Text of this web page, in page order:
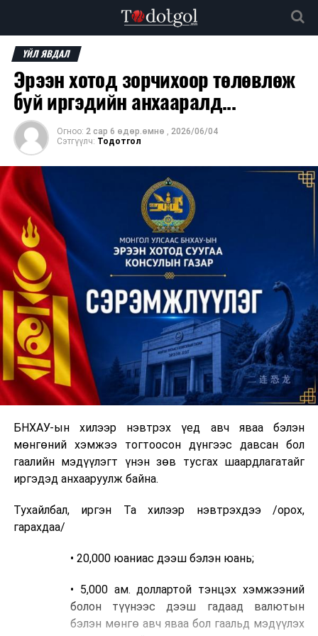
ҮЙЛ ЯВДАЛ
Эрээн хотод зорчихоор төлөвлөж
буй иргэдийн анхааралд...
Огноо: 2 сар 6 өдөр.өмнө , 2026/06/04
Сэтгүүлч: Тодотгол
БНХАУ-ын хилээр нэвтрэх үед авч яваа бэлэн
мөнгөний хэмжээ тогтоосон дүнгээс давсан бол
гаалийн мэдүүлэгт үнэн зөв тусгах шаардлагатайг
иргэдэд анхааруулж байна.
Тухайлбал, иргэн Та хилээр нэвтрэхдээ /орох,
гарахдаа/
• 20,000 юаниас дээш бэлэн юань;
• 5,000 ам. доллартой тэнцэх хэмжээний
болон түүнээс дээш гадаад валютын
бэлэн мөнгө авч яваа бол гаальд мэдүүлэх